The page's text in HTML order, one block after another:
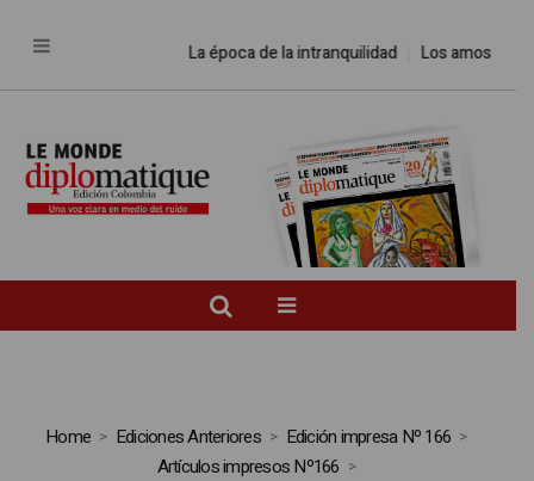
La época de la intranquilidad Los amos del
Home Ediciones Anteriores
Edición impresa Nº 166
Artículos impresos Nº166